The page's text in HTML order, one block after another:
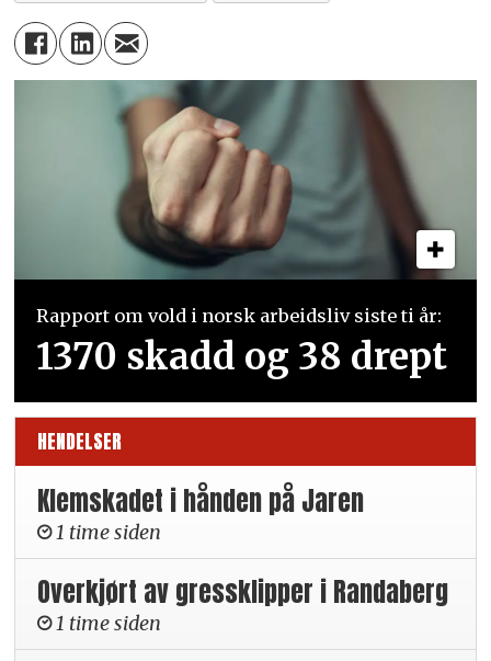
Rapport om vold i norsk arbeidsliv siste ti år:
1370 skadd og 38 drept
HENDELSER
Klemskadet i hånden på Jaren
1 time siden
Overkjørt av gressklipper i Randaberg
1 time siden